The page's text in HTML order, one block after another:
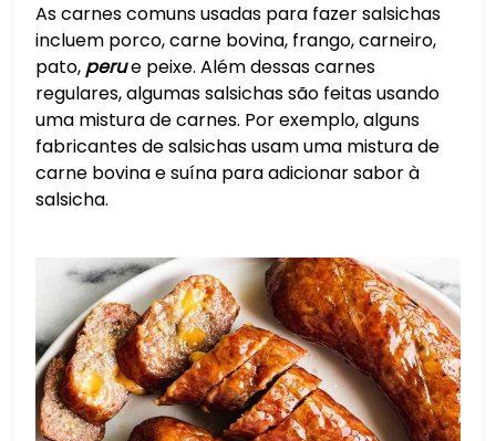
As carnes comuns usadas para fazer salsichas
incluem porco, carne bovina, frango, carneiro,
pato, perue peixe. Além dessas carnes
regulares, algumas salsichas são feitas usando
uma mistura de carnes. Por exemplo, alguns
fabricantes de salsichas usam uma mistura de
carne bovina e suína para adicionar sabor à
salsicha.